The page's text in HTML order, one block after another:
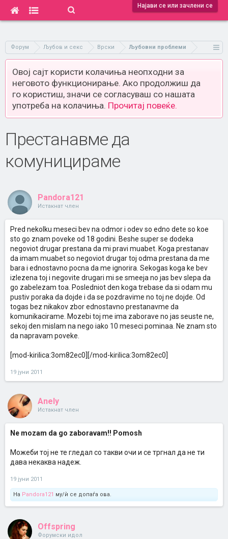
Најави се или зачлени се
Форум Љубов и секс Врски Љубовни проблеми
Овој сајт користи колачиња неопходни за
неговото функционирање. Ако продолжиш да
го користиш, значи се согласуваш со нашата
употреба на колачиња. Прочитај повеќе.
Престанавме да
комуницираме
Pandora121
Истакнат член
Pred nekolku meseci bev na odmor i odev so edno dete so koe
sto go znam poveke od 18 godini. Beshe super se dodeka
negoviot drugar prestana da mi pravi muabet. Koga prestanav
da imam muabet so negoviot drugar toj odma prestana da me
bara i ednostavno pocna da me ignorira. Sekogas koga ke bev
izlezena toj i negovite drugari mi se smeeja no jas bev slepa da
go zabelezam toa. Posledniot den koga trebase da si odam mu
pustiv poraka da dojde i da se pozdravime no toj ne dojde. Od
togas bez nikakov zbor ednostavno prestanavme da
komunikacirame. Mozebi toj me ima zaborave no jas seuste ne,
sekoj den mislam na nego iako 10 meseci pominaa. Ne znam sto
da napravam poveke.
[mod-kirilica:3om82ec0][/mod-kirilica:3om82ec0]
19 јуни 2011
Anely
Истакнат член
Ne mozam da go zaboravam!! Pomosh
Можеби тој не те гледал со такви очи и се тргнал да не ти
дава некаква надеж.
19 јуни 2011
На Pandora121 му/ѝ се допаѓа ова.
Offspring
Форумски идол